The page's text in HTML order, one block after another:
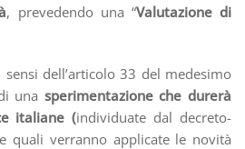
, prevedendo una “Valutazione di
sensi dell’articolo 33 del medesimo
una sperimentazione che durerà
italiane (individuate dal decreto-
quali verranno applicate le novità